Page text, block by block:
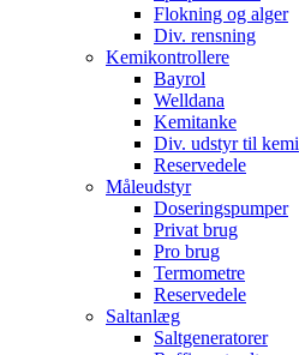
Flokning og alger
Div. rensning
Kemikontrollere
Bayrol
Welldana
Kemitanke
Div. udstyr til kemi
Reservedele
Måleudstyr
Doseringspumper
Privat brug
Pro brug
Termometre
Reservedele
Saltanlæg
Saltgeneratorer